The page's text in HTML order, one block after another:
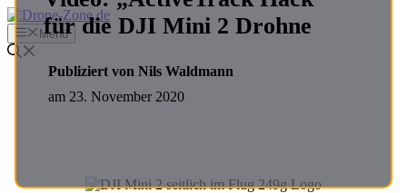
Zum
Inhalt
springen
Menü
für die DJI Mini 2 Drohne
Publiziert von Nils Waldmann
am 23. November 2020